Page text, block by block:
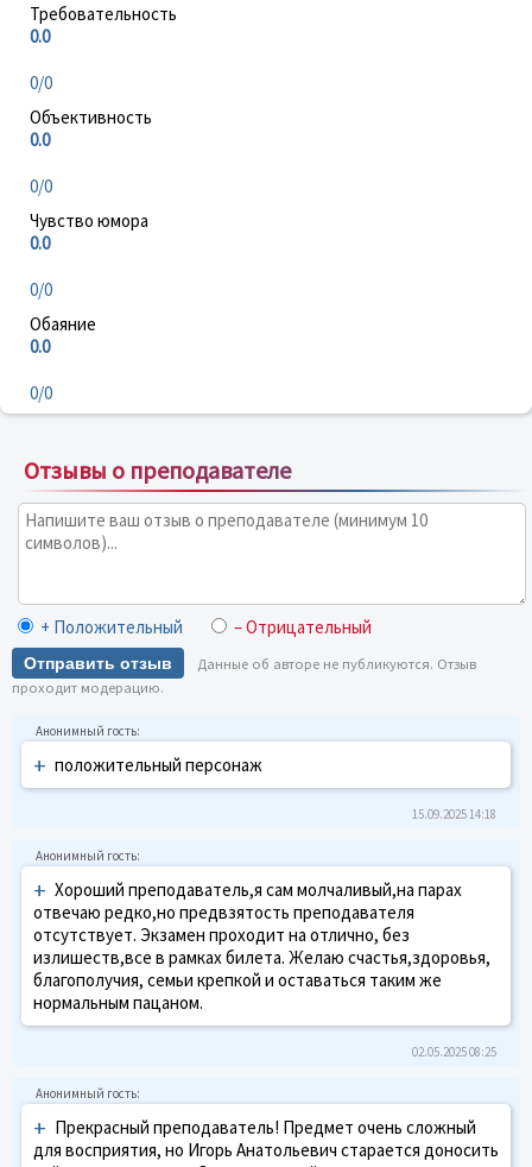
Требовательность
0.0
0/0
Объективность
0.0
0/0
Чувство юмора
0.0
0/0
Обаяние
0.0
0/0
Отзывы о преподавателе
+ Положительный – Отрицательный
Отправить отзыв
Данные об авторе не публикуются. Отзыв
проходит модерацию.
+ положительный персонаж
15.09.2025 14:18
+ Хороший преподаватель,я сам молчаливый,на парах
отвечаю редко,но предвзятость преподавателя
отсутствует. Экзамен проходит на отлично, без
излишеств,все в рамках билета. Желаю счастья,здоровья,
благополучия, семьи крепкой и оставаться таким же
нормальным пацаном.
02.05.2025 08:25
+ Прекрасный преподаватель! Предмет очень сложный
для восприятия, но Игорь Анатольевич старается доносить